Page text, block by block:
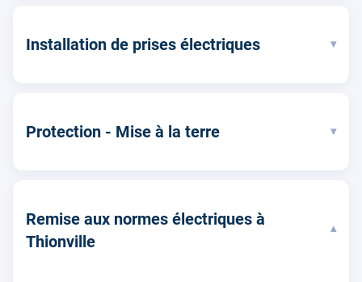
Installation de prises électriques ▾
Protection - Mise à la terre ▾
Remise aux normes électriques à
Thionville
▾